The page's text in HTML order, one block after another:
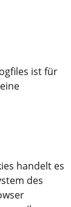
ist für
handelt es
des